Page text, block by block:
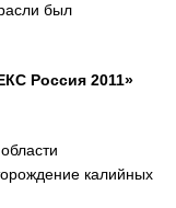
был
Россия 2011»
калийных